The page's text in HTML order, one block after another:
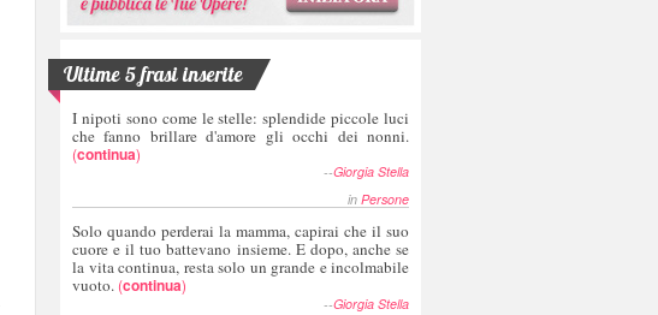
Ultime 5 frasi inserite
I nipoti sono come le stelle: splendide piccole luci
che fanno brillare d'amore gli occhi dei nonni.
(continua)
--Giorgia Stella
in Persone
Solo quando perderai la mamma, capirai che il suo
cuore e il tuo battevano insieme. E dopo, anche se
la vita continua, resta solo un grande e incolmabile
vuoto. (continua)
--Giorgia Stella